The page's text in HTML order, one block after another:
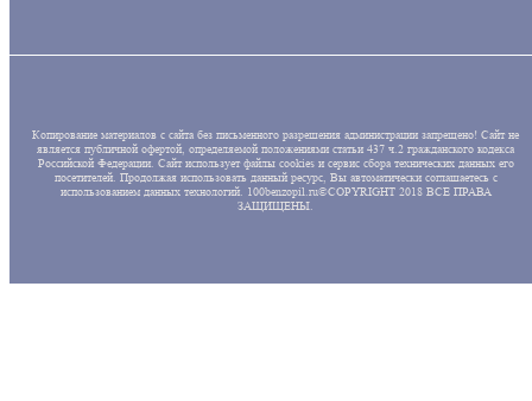
Копирование материалов с сайта без письменного разрешения администрации запрещено! Сайт не
является публичной офертой, определяемой положениями статьи 437 ч.2 гражданского кодекса
Российской Федерации. Сайт использует файлы cookies и сервис сбора технических данных его
посетителей. Продолжая использовать данный ресурс, Вы автоматически соглашаетесь с
использованием данных технологий. 100benzopil.ru©COPYRIGHT 2018 ВСЕ ПРАВА
ЗАЩИЩЕНЫ.